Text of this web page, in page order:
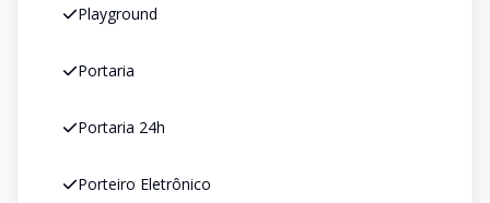
Playground
Portaria
Portaria 24h
Porteiro Eletrônico